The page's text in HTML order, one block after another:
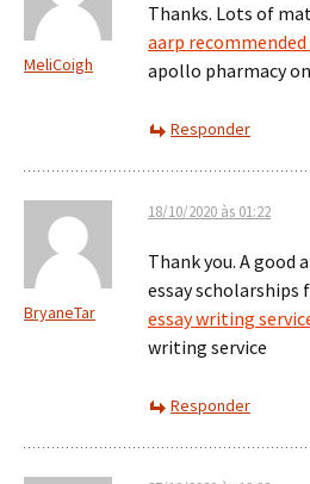
MeliCoigh
Thanks. Lots of
aarp
apollo pharmacy
Responder
BryaneTar
18/10/2020 às 01:22
Thank you. A good
essay
essay writing
writing service
Responder